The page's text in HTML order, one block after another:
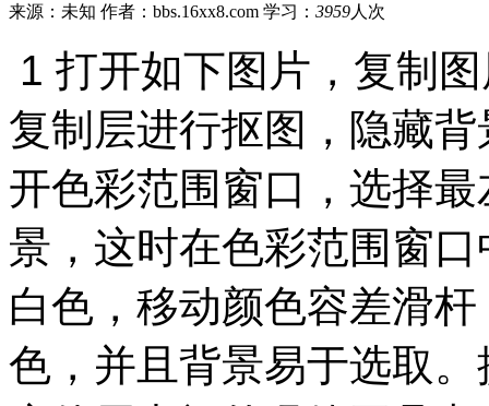
来源：未知 作者：bbs.16xx8.com 学习： 3959人次
1 打开如下图片，复制
复制层进行抠图，隐藏
开色彩范围窗口，选择
景，这时在色彩范围窗
白色，移动颜色容差滑
色，并且背景易于选取